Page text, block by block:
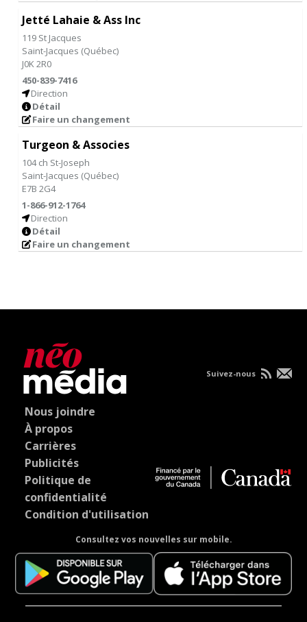
Jetté Lahaie & Ass Inc
119 St Jacques
Saint-Jacques (Québec)
J0K 2R0
450-839-7416
Direction
Détail
Faire un changement
Turgeon & Associes
104 ch St-Joseph
Saint-Jacques (Québec)
E7B 2G4
1-866-912-1764
Direction
Détail
Faire un changement
Nous joindre
À propos
Carrières
Publicités
Politique de
confidentialité
Condition d'utilisation
Consultez vos nouvelles sur mobile.
Suivez-nous